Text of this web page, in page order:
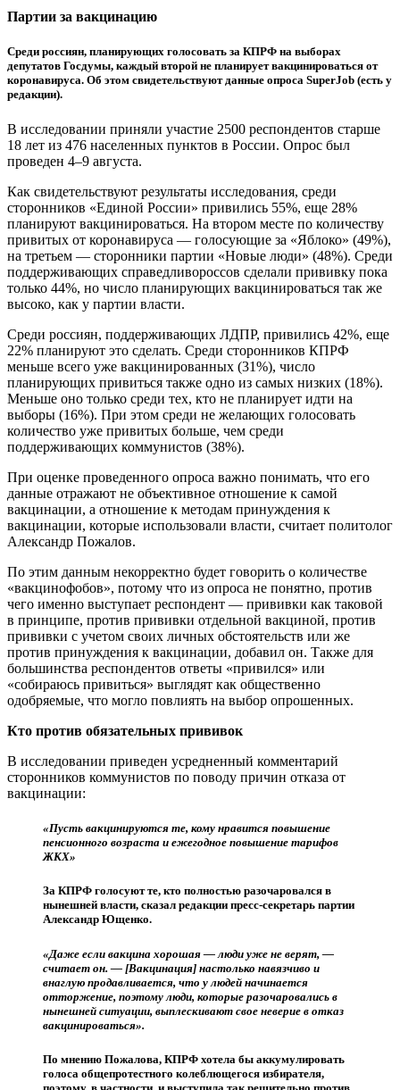
Партии за вакцинацию
Среди россиян, планирующих голосовать за КПРФ на выборах
депутатов Госдумы, каждый второй не планирует вакцинироваться от
коронавируса. Об этом свидетельствуют данные опроса SuperJob (есть у
редакции).
В исследовании приняли участие 2500 респондентов старше
18 лет из 476 населенных пунктов в России. Опрос был
проведен 4–9 августа.
Как свидетельствуют результаты исследования, среди
сторонников «Единой России» привились 55%, еще 28%
планируют вакцинироваться. На втором месте по количеству
привитых от коронавируса — голосующие за «Яблоко» (49%),
на третьем — сторонники партии «Новые люди» (48%). Среди
поддерживающих справедливороссов сделали прививку пока
только 44%, но число планирующих вакцинироваться так же
высоко, как у партии власти.
Среди россиян, поддерживающих ЛДПР, привились 42%, еще
22% планируют это сделать. Среди сторонников КПРФ
меньше всего уже вакцинированных (31%), число
планирующих привиться также одно из самых низких (18%).
Меньше оно только среди тех, кто не планирует идти на
выборы (16%). При этом среди не желающих голосовать
количество уже привитых больше, чем среди
поддерживающих коммунистов (38%).
При оценке проведенного опроса важно понимать, что его
данные отражают не объективное отношение к самой
вакцинации, а отношение к методам принуждения к
вакцинации, которые использовали власти, считает политолог
Александр Пожалов.
По этим данным некорректно будет говорить о количестве
«вакцинофобов», потому что из опроса не понятно, против
чего именно выступает респондент — прививки как таковой
в принципе, против прививки отдельной вакциной, против
прививки с учетом своих личных обстоятельств или же
против принуждения к вакцинации, добавил он. Также для
большинства респондентов ответы «привился» или
«собираюсь привиться» выглядят как общественно
одобряемые, что могло повлиять на выбор опрошенных.
Кто против обязательных прививок
В исследовании приведен усредненный комментарий
сторонников коммунистов по поводу причин отказа от
вакцинации:
«Пусть вакцинируются те, кому нравится повышение
пенсионного возраста и ежегодное повышение тарифов
ЖКХ»
За КПРФ голосуют те, кто полностью разочаровался в
нынешней власти, сказал редакции пресс-секретарь партии
Александр Ющенко.
«Даже если вакцина хорошая — люди уже не верят, —
считает он. — [Вакцинация] настолько навязчиво и
внаглую продавливается, что у людей начинается
отторжение, поэтому люди, которые разочаровались в
нынешней ситуации, выплескивают свое неверие в отказ
вакцинироваться».
По мнению Пожалова, КПРФ хотела бы аккумулировать
голоса общепротестного колеблющегося избирателя,